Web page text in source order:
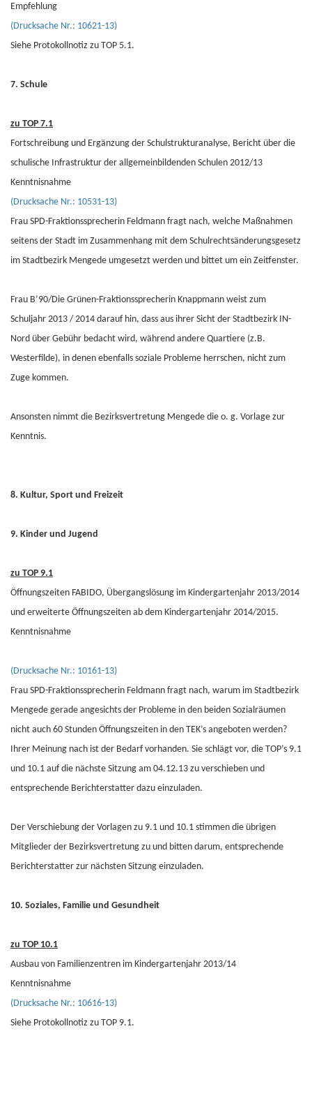
Empfehlung
(Drucksache Nr.: 10621-13)
Siehe Protokollnotiz zu TOP 5.1.
7. Schule
zu TOP 7.1
Fortschreibung und Ergänzung der Schulstrukturanalyse, Bericht über die
schulische Infrastruktur der allgemeinbildenden Schulen 2012/13
Kenntnisnahme
(Drucksache Nr.: 10531-13)
Frau SPD-Fraktionssprecherin Feldmann fragt nach, welche Maßnahmen
seitens der Stadt im Zusammenhang mit dem Schulrechtsänderungsgesetz
im Stadtbezirk Mengede umgesetzt werden und bittet um ein Zeitfenster.
Frau B’90/Die Grünen-Fraktionssprecherin Knappmann weist zum
Schuljahr 2013 / 2014 darauf hin, dass aus ihrer Sicht der Stadtbezirk IN-
Nord über Gebühr bedacht wird, während andere Quartiere (z.B.
Westerfilde), in denen ebenfalls soziale Probleme herrschen, nicht zum
Zuge kommen.
Ansonsten nimmt die Bezirksvertretung Mengede die o. g. Vorlage zur
Kenntnis.
8. Kultur, Sport und Freizeit
9. Kinder und Jugend
zu TOP 9.1
Öffnungszeiten FABIDO, Übergangslösung im Kindergartenjahr 2013/2014
und erweiterte Öffnungszeiten ab dem Kindergartenjahr 2014/2015.
Kenntnisnahme
(Drucksache Nr.: 10161-13)
Frau SPD-Fraktionssprecherin Feldmann fragt nach, warum im Stadtbezirk
Mengede gerade angesichts der Probleme in den beiden Sozialräumen
nicht auch 60 Stunden Öffnungszeiten in den TEK’s angeboten werden?
Ihrer Meinung nach ist der Bedarf vorhanden. Sie schlägt vor, die TOP’s 9.1
und 10.1 auf die nächste Sitzung am 04.12.13 zu verschieben und
entsprechende Berichterstatter dazu einzuladen.
Der Verschiebung der Vorlagen zu 9.1 und 10.1 stimmen die übrigen
Mitglieder der Bezirksvertretung zu und bitten darum, entsprechende
Berichterstatter zur nächsten Sitzung einzuladen.
10. Soziales, Familie und Gesundheit
zu TOP 10.1
Ausbau von Familienzentren im Kindergartenjahr 2013/14
Kenntnisnahme
(Drucksache Nr.: 10616-13)
Siehe Protokollnotiz zu TOP 9.1.